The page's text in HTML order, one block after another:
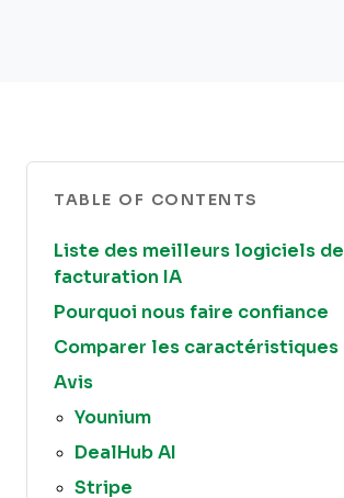
TABLE OF CONTENTS
Liste des meilleurs logiciels de
facturation IA
Pourquoi nous faire confiance
Comparer les caractéristiques
Avis
Younium
DealHub AI
Stripe